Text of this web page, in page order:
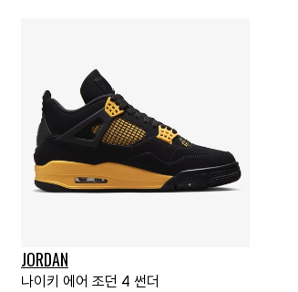
JORDAN
나이키 에어 조던 4 썬더